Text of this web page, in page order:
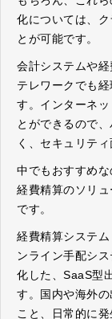
化については、
とが可能です。
会計システムや
テレワークでも
す。インターネ
とができるので
く、セキュリティ
中でもおすすめ
経費精算のソリ
です。
経費精算システ
ンライン手配シ
化した、SaaS型
す。国内や海外
こと、日常的に